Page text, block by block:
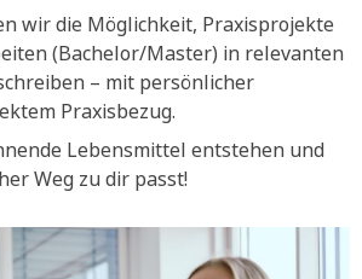
wir die Möglichkeit, Praxisprojekte
(Bachelor/Master) in relevanten
– mit persönlicher
Praxisbezug.
Lebensmittel entstehen und
Weg zu dir passt!